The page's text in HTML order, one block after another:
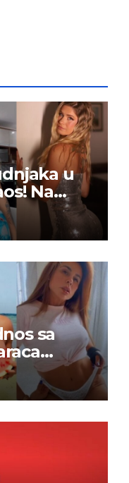
u
Na
(FOTO)
sa
mi je